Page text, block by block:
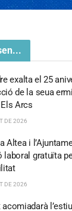
exalta el 25
de la seua
Arcs
DE 2026
Altea i
laboral gratuïta
DE 2026